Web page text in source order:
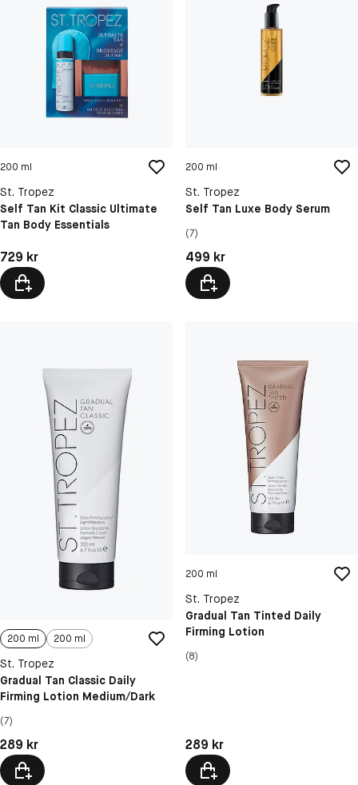
200 ml
St. Tropez
Self Tan Kit Classic Ultimate
Tan Body Essentials
Pris: 729 kr
729 kr
200 ml
St. Tropez
Self Tan Luxe Body Serum
(7)
Pris: 499 kr
499 kr
200 ml 200 ml
St. Tropez
Gradual Tan Classic Daily
Firming Lotion Medium/Dark
(7)
Pris: 289 kr
289 kr
200 ml
St. Tropez
Gradual Tan Tinted Daily
Firming Lotion
(8)
Pris: 289 kr
289 kr